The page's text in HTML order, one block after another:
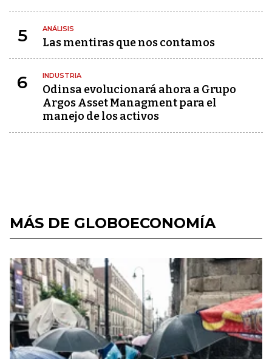
5 ANÁLISIS
Las mentiras que nos contamos
6 INDUSTRIA
Odinsa evolucionará ahora a Grupo
Argos Asset Managment para el
manejo de los activos
MÁS DE GLOBOECONOMÍA